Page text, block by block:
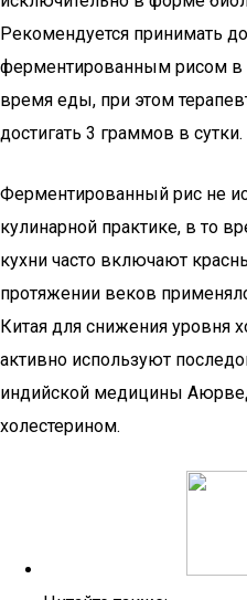
Рекомендуется принимать
ферментированным рисом в
время еды, при этом
достигать 3 граммов в сутки.
Ферментированный рис не
кулинарной практике, в то
кухни часто включают
протяжении веков
Китая для снижения уровня
активно используют
индийской медицины
холестерином.